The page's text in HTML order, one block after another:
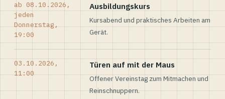
ab 08.10.2026,
jeden
Donnerstag,
19:00
Ausbildungskurs
Kursabend und praktisches Arbeiten am
Gerät.
03.10.2026,
11:00
Türen auf mit der Maus
Offener Vereinstag zum Mitmachen und
Reinschnuppern.